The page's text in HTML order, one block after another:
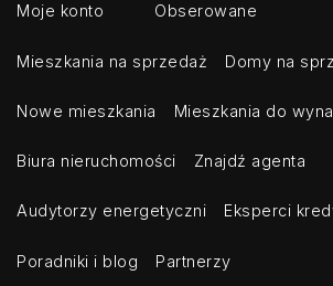
Moje konto Obserowane
Mieszkania na sprzedaż Domy na
Nowe mieszkania Mieszkania do
Biura nieruchomości Znajdź agenta
Audytorzy energetyczni Eksperci
Poradniki i blog Partnerzy